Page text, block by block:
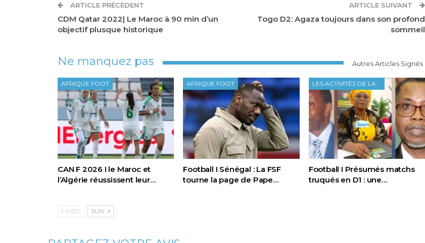
ARTICLE PRÉCÉDENT
CDM Qatar 2022| Le Maroc à 90 min d’un
objectif plusque historique
ARTICLE SUIVANT
Togo D2: Agaza toujours dans son profond
sommeil
Ne manquez pas Autres Articles Signés
AFRIQUE FOOT
CAN F 2026 I le Maroc et
l’Algérie réussissent leur…
AFRIQUE FOOT
Football I Sénégal : La FSF
tourne la page de Pape…
Football I Présumés matchs
truqués en D1 : une…
PRÉC. SUIV.